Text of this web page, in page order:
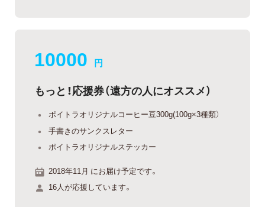
10000 円
もっと！応援券（遠方の人にオススメ）
ポイトラオリジナルコーヒー豆300g(100g×3種類）
手書きのサンクスレター
ポイトラオリジナルステッカー
2018年11月 にお届け予定です。
16人が応援しています。